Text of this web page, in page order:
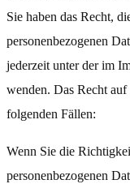
Sie haben das Recht,
personenbezogenen
jederzeit unter der im
wenden. Das Recht
folgenden Fällen:
Wenn Sie die
personenbezogenen